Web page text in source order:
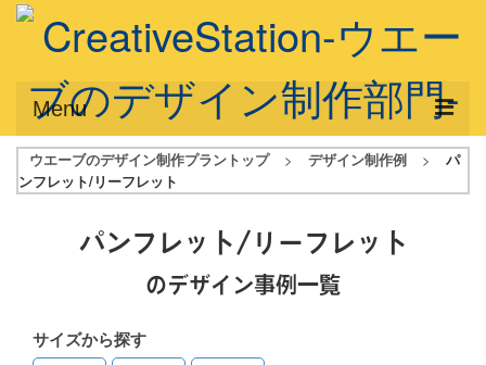
Menu
サービス概要
デザインアシスト
フルデザイン
データ修正
ウエーブのデザイン制作プラントップ > デザイン制作例 >
パ
ンフレット/リーフレット
パンフレット/リーフレット
のデザイン事例一覧
サイズから探す